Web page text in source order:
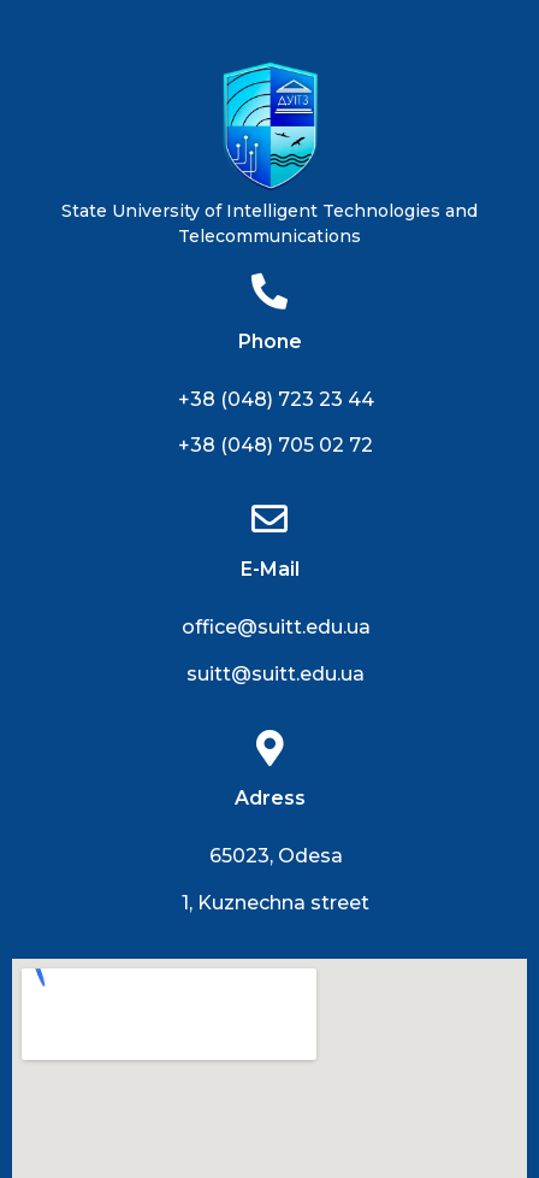
State University of Intelligent Technologies and
Telecommunications
Phone
+38 (048) 723 23 44
+38 (048) 705 02 72
E-Mail
office@suitt.edu.ua
suitt@suitt.edu.ua
Adress
65023, Odesa
1, Kuznechna street